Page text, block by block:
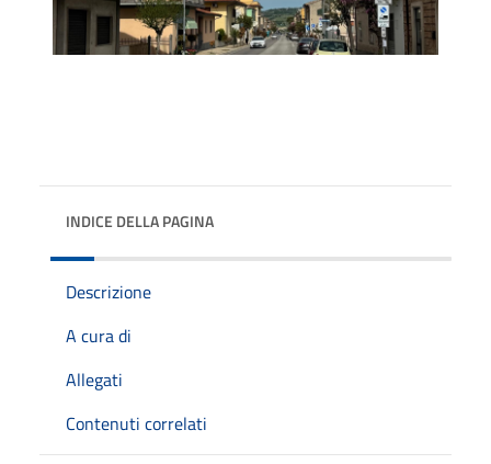
INDICE DELLA PAGINA
Descrizione
A cura di
Allegati
Contenuti correlati